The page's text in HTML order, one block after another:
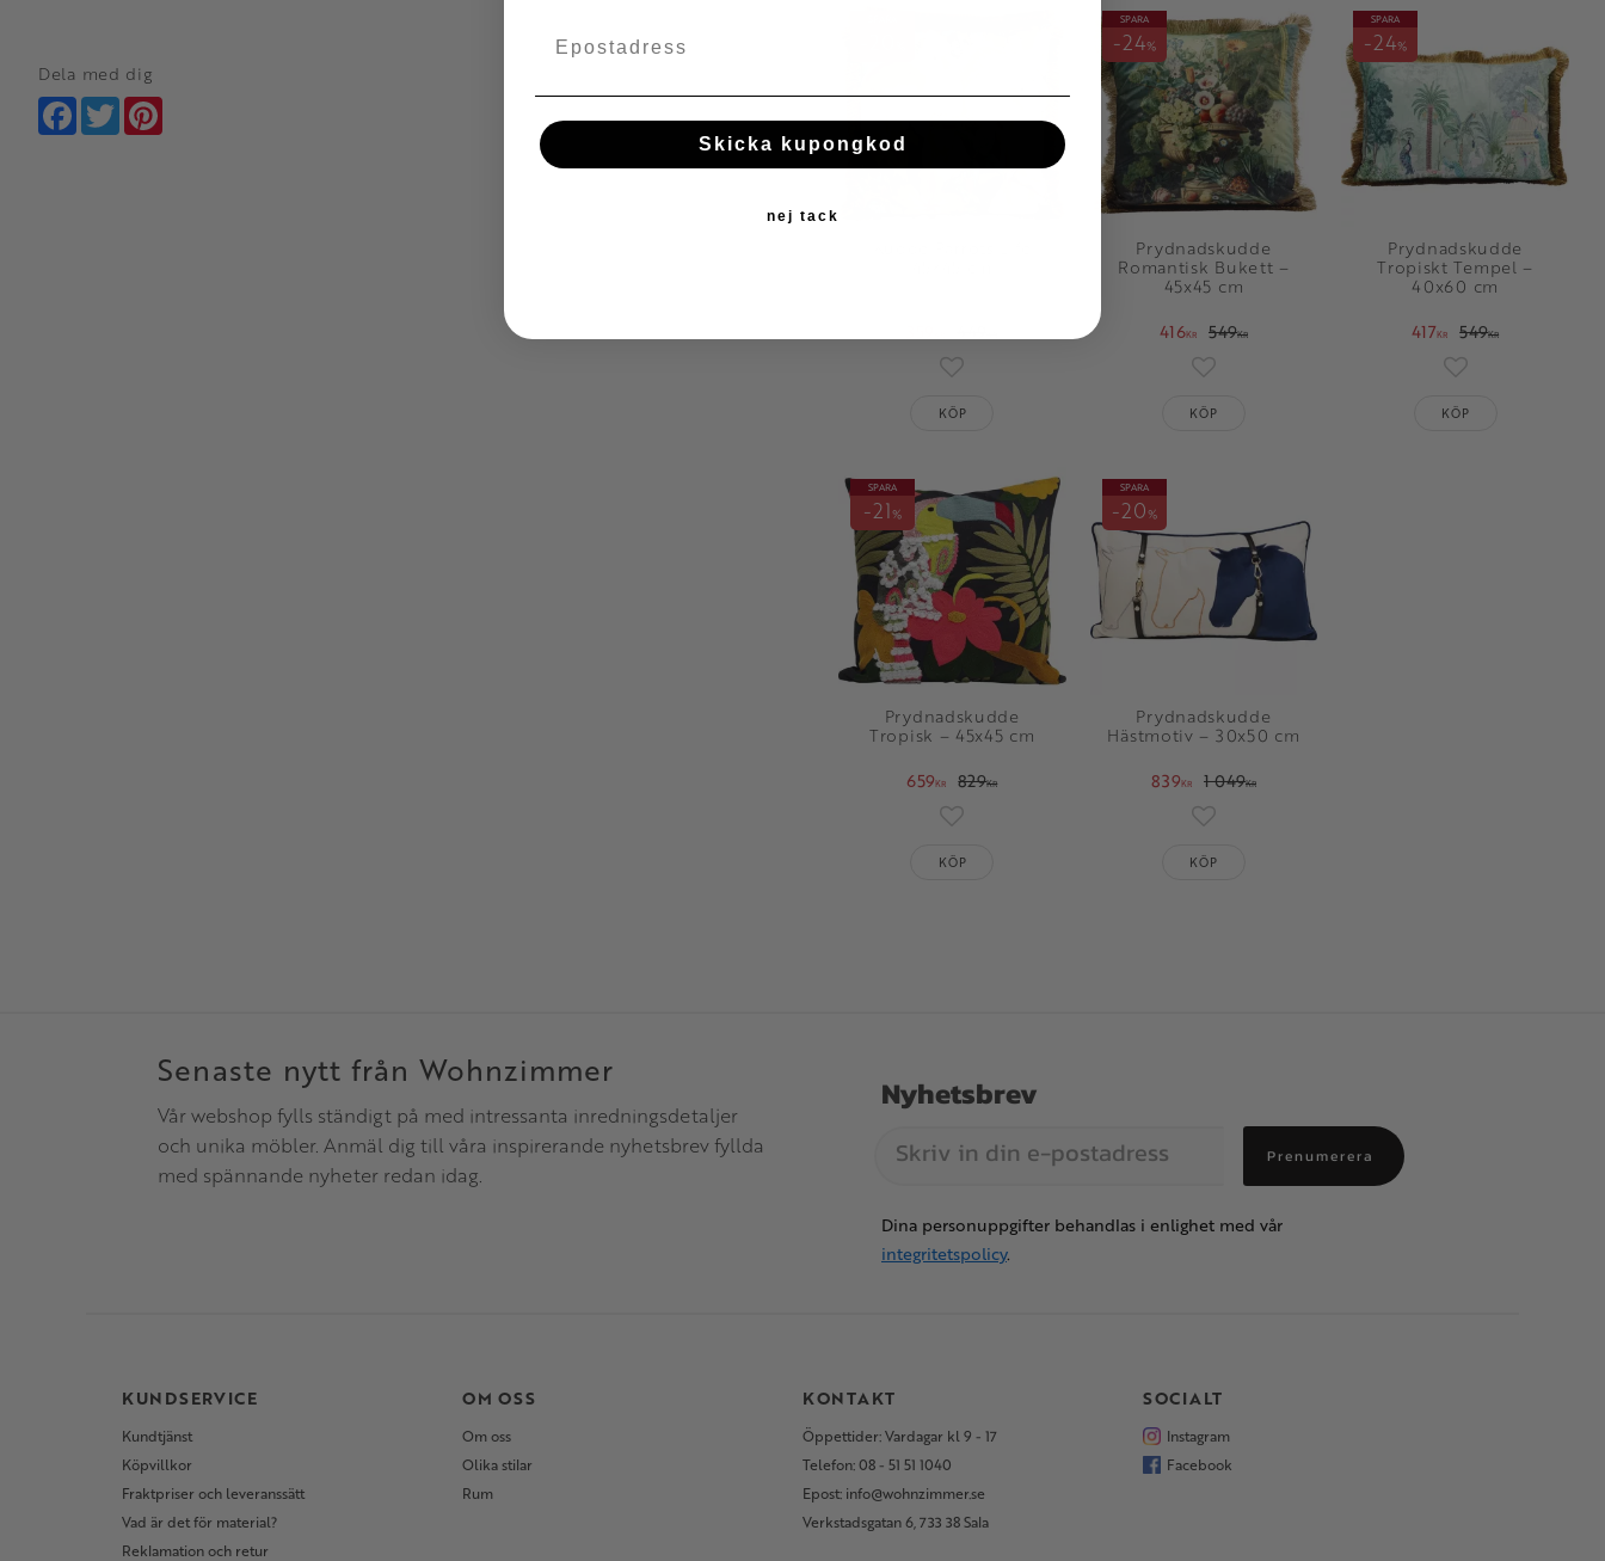
KÖP
Prydnadskudde
Romantisk Bukett –
45x45 cm
416KR 549KR
SPARA
24%
KÖP
Prydnadskudde
Tropiskt Tempel –
40x60 cm
417KR 549KR
SPARA
24%
Lägg till i
KÖP
Prydnadskudde
Tropisk – 45x45 cm
659KR 829KR
SPARA
21%
Lägg till i favoriter
KÖP
Prydnadskudde
Hästmotiv – 30x50 cm
839KR 1 049KR
SPARA
20%
Lägg till i favoriter
KÖP
Dela med dig
Facebook
Twitter
Senaste nytt från Wohnzimmer
Vår webshop fylls ständigt på med intressanta inredningsdetaljer
och unika möbler. Anmäl dig till våra inspirerande nyhetsbrev fyllda
med spännande nyheter redan idag.
Nyhetsbrev
Prenumerera
Dina personuppgifter behandlas i enlighet med vår
integritetspolicy.
KUNDSERVICE
Kundtjänst
Köpvillkor
Fraktpriser och leveranssätt
Vad är det för material?
Reklamation och retur
OM OSS
Om oss
Olika stilar
Rum
KONTAKT
Öppettider: Vardagar kl 9 - 17
Telefon: 08 - 51 51 1040
Epost: info@wohnzimmer.se
Verkstadsgatan 6, 733 38 Sala
SOCIALT
Instagram
Facebook
Skicka kupongkod
nej tack